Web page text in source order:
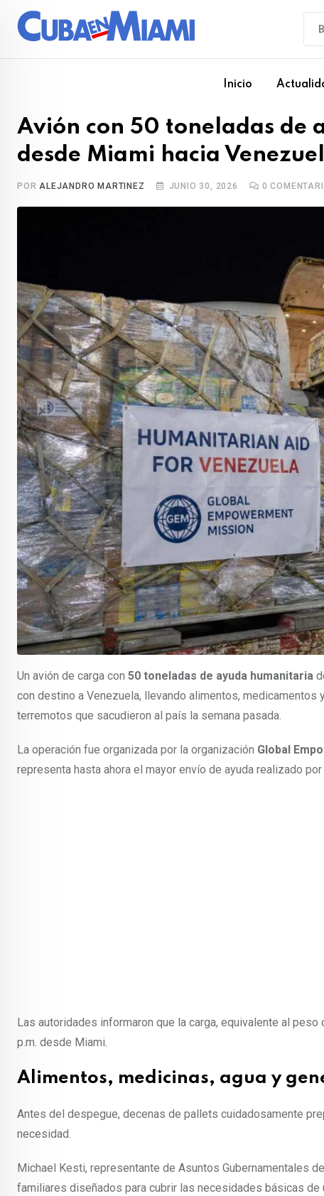
Inicio
Avión con 50 toneladas de
desde Miami hacia
PORALEJANDRO MARTINEZ JUNIO 30, 2026 0
Un avión de carga con 50 toneladas de ayuda humanitaria
con destino a Venezuela, llevando alimentos,
terremotos que sacudieron al país la semana pasada.
La operación fue organizada por la organización Global
representa hasta ahora el mayor envío de ayuda realizado
Las autoridades informaron que la carga, equivalente al
p.m. desde Miami.
Alimentos, medicinas, agua y
Antes del despegue, decenas de pallets cuidadosamente
necesidad.
Michael Kesti, representante de Asuntos Gubernamentales
familiares diseñados para cubrir las necesidades básicas